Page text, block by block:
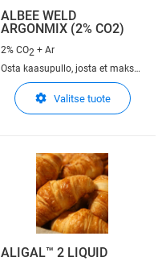
ALBEE WELD
ARGONMIX (2% CO2)
2% CO2 + Ar
Osta kaasupullo, josta et maksa
vuokraa ja mikä sisältää argonia
& 2% CO2 ruostumattoman
teräksen hitsaamiseen.
Valitse tuote
ALIGAL™ 2 LIQUID